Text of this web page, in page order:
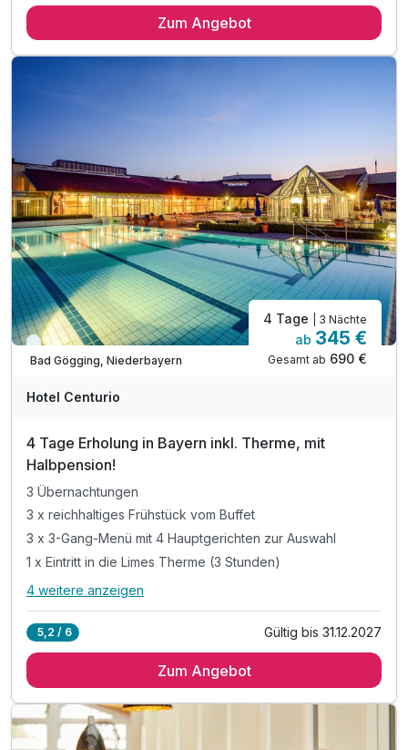
7 x reichhaltiges Frühstück vom Buffet
inkl. Nutzung des hoteleigenen Wellnessbereiches
inkl. Johannesbad Hotels Wohlfühlleistungen
Zum Angebot
Immer verfügbar
Bad Gögging, Niederbayern
4 Tage | 3 Nächte
ab 345 €
Gesamt ab 690 €
Hotel Centurio
4 Tage Erholung in Bayern inkl. Therme, mit
Halbpension!
3 Übernachtungen
3 x reichhaltiges Frühstück vom Buffet
3 x 3-Gang-Menü mit 4 Hauptgerichten zur Auswahl
1 x Eintritt in die Limes Therme (3 Stunden)
Alle Inklusivleistungen
3 x reichhaltiges Frühstück vom Buffet
1 x Eintritt in die Limes Therme (3 Stunden)
1 x Tageskarte der Limes-Therme
4 weitere anzeigen
5,2 / 6 Gültig bis 31.12.2027
Zum Angebot